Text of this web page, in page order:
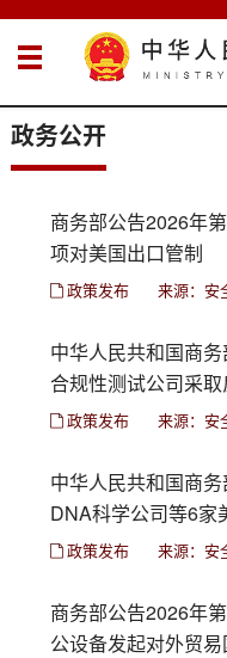
政务公开
商务部公告2026年
项对美国出口管制
政策发布 来源：安
中华人民共和国商
合规性测试公司采
政策发布 来源：安
中华人民共和国商
DNA科学公司等6家
政策发布 来源：安
商务部公告2026年
公设备发起对外贸